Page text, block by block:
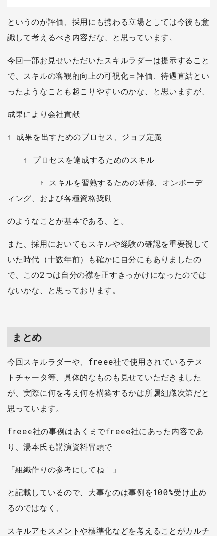
というのが評価、採用にも携わる立場としては今後も意
識して考えるべき内容だな、と思っています。
今回一部お見せいただいたスキルラダーは提示すること
で、スキルの客観的向上の可視化＝評価、待遇直結とい
ったようなことも起こりやすいのかな、と思いますが、
成果により会社貢献
↑ 成果を出すためのプロセス、ジョブ定義
↑ プロセスを達成するためのスキル
↑ スキルを習熟するための研修、オンボーデ
ィング、および各種資格奨励
のようなことが基本である、と。
また、採用においてもスキルや経験の確認を重要視して
いた時代（十数年前）も確かに自分にもありましたの
で、この2つは自分の襟を正すきっかけになったのでは
ないかな、と思っております。
まとめ
今回スキルラダーや、freee社で使用されているテス
トチャータ等、具体的なものも見せていただきました
が、実際に何を考え何を構築するかは所属組織次第だと
思っています。
freee社の事例はあくまでfreee社にあった内容であ
り、湯本氏も講演資料冒頭で
「組織作りの参考にしてね！」
と記載しているので、大事なのは事例を100%受け止め
るのではなく、
スキルアセスメントや標準化などを考えることがカルチ